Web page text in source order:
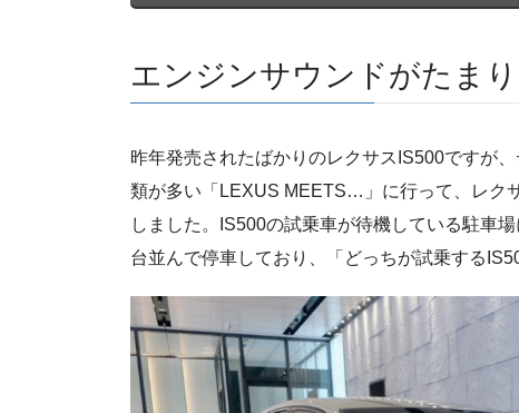
エンジンサウンドがたまり
昨年発売されたばかりのレクサスIS500ですが
類が多い「LEXUS MEETS…」に行って、レク
しました。IS500の試乗車が待機している駐車
台並んで停車しており、「どっちが試乗する